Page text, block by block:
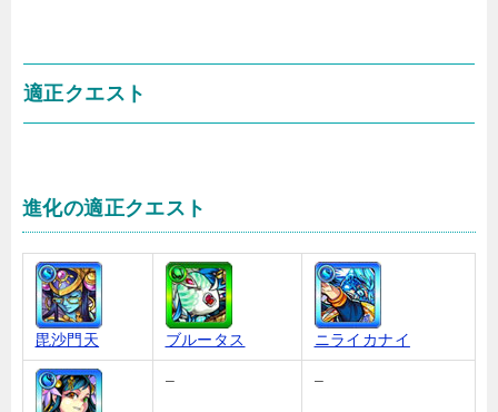
適正クエスト
進化の適正クエスト
毘沙門天 ブルータス ニライカナイ
– –